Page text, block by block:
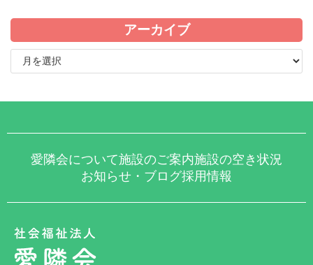
アーカイブ
愛隣会について施設のご案内施設の空き状況
お知らせ・ブログ採用情報